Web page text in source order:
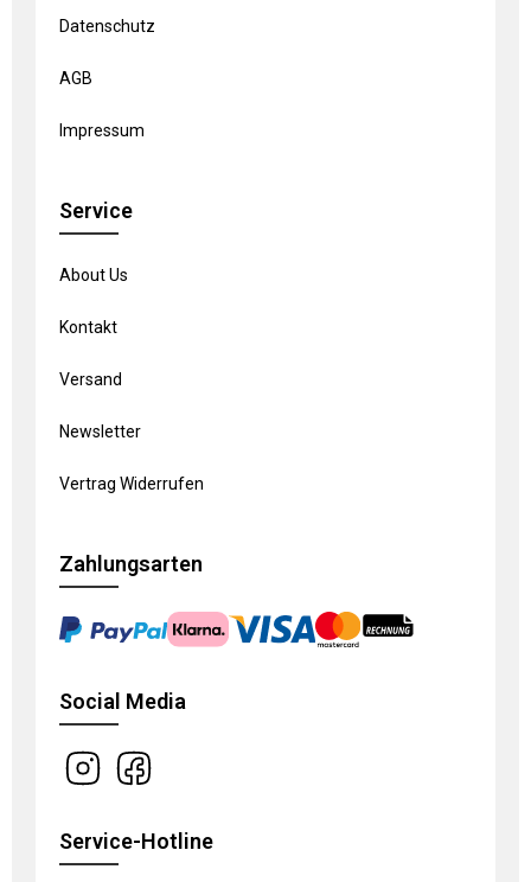
Datenschutz
AGB
Impressum
Service
About Us
Kontakt
Versand
Newsletter
Vertrag Widerrufen
Zahlungsarten
Social Media
Service-Hotline